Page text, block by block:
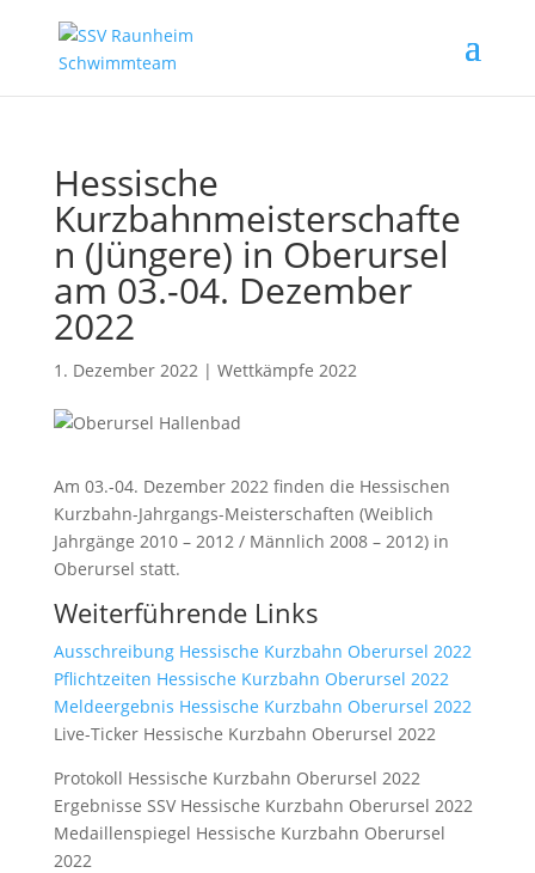
Hessische
Kurzbahnmeisterschafte
n (Jüngere) in Oberursel
am 03.-04. Dezember
2022
1. Dezember 2022| Wettkämpfe 2022
Am 03.-04. Dezember 2022 finden die Hessischen
Kurzbahn-Jahrgangs-Meisterschaften (Weiblich
Jahrgänge 2010 – 2012 / Männlich 2008 – 2012) in
Oberursel statt.
Weiterführende Links
Ausschreibung Hessische Kurzbahn Oberursel 2022
Pflichtzeiten Hessische Kurzbahn Oberursel 2022
Meldeergebnis Hessische Kurzbahn Oberursel 2022
Live-Ticker Hessische Kurzbahn Oberursel 2022
Protokoll Hessische Kurzbahn Oberursel 2022
Ergebnisse SSV Hessische Kurzbahn Oberursel 2022
Medaillenspiegel Hessische Kurzbahn Oberursel
2022